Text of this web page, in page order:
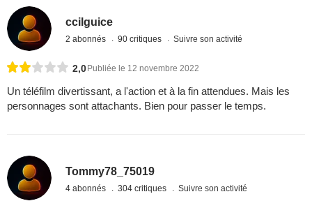
ccilguice
2 abonnés 90 critiques Suivre son activité
2,0Publiée le 12 novembre 2022
Un téléfilm divertissant, a l'action et à la fin attendues. Mais les
personnages sont attachants. Bien pour passer le temps.
Tommy78_75019
4 abonnés 304 critiques Suivre son activité